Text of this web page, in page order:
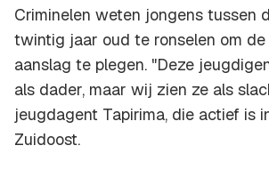
Criminelen weten jongens tussen
twintig jaar oud te ronselen om
aanslag te plegen. "Deze
als dader, maar wij zien ze als
jeugdagent Tapirima, die actief is
Zuidoost.